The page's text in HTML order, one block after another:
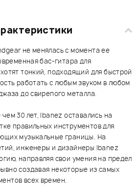
не менялась с момента ее
бас-гитара для
тонкий, подходящий для быстрой
работать с любым звуком в любом
до свирепого металла.
30 лет, Ibanez оставались на
правильных инструментов для
музыкальные границы. На
инженеры и дизайнеры Ibanez
направляя свои умения на предел
создавая некоторые из самых
всех времен.